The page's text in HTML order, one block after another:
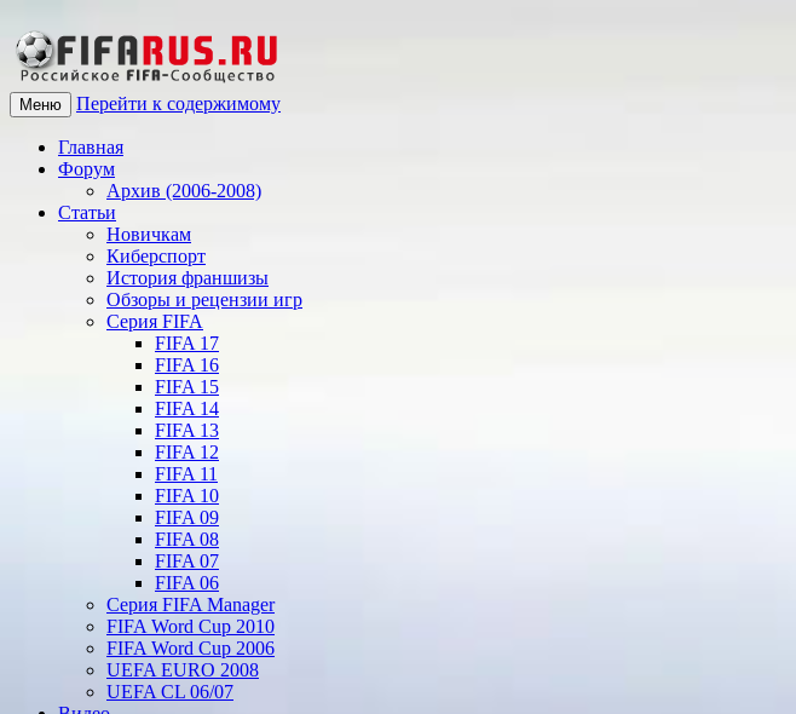
Меню Перейти к содержимому
Главная
Форум
Архив (2006-2008)
Статьи
Новичкам
Киберспорт
История франшизы
Обзоры и рецензии игр
Серия FIFA
FIFA 17
FIFA 16
FIFA 15
FIFA 14
FIFA 13
FIFA 12
FIFA 11
FIFA 10
FIFA 09
FIFA 08
FIFA 07
FIFA 06
Серия FIFA Manager
FIFA Word Cup 2010
FIFA Word Cup 2006
UEFA EURO 2008
UEFA CL 06/07